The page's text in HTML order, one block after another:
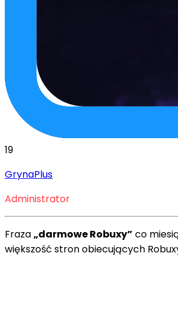
19
GrynaPlus
Administrator
Fraza„darmowe Robuxy” co
większość stron obiecujących